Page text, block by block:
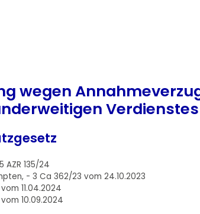
wegen
Verdienstes
AZR 135/24
- 3 Ca 362/23 vom 24.10.2023
11.04.2024
10.09.2024